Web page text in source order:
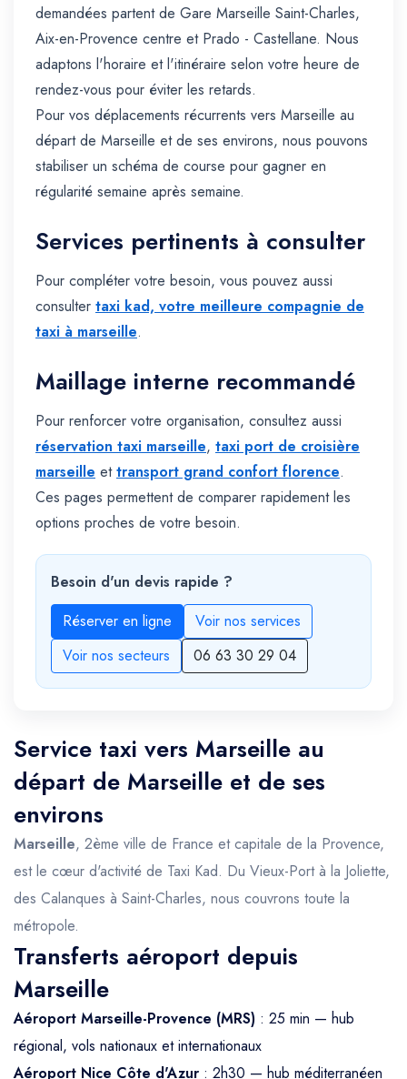
demandées partent de Gare Marseille Saint-Charles,
Aix-en-Provence centre et Prado - Castellane. Nous
adaptons l'horaire et l'itinéraire selon votre heure de
rendez-vous pour éviter les retards.
Pour vos déplacements récurrents vers Marseille au
départ de Marseille et de ses environs, nous pouvons
stabiliser un schéma de course pour gagner en
régularité semaine après semaine.
Services pertinents à consulter
Pour compléter votre besoin, vous pouvez aussi
consulter taxi kad, votre meilleure compagnie de
taxi à marseille.
Maillage interne recommandé
Pour renforcer votre organisation, consultez aussi
réservation taxi marseille, taxi port de croisière
marseille ettransport grand confort florence.
Ces pages permettent de comparer rapidement les
options proches de votre besoin.
Besoin d'un devis rapide ?
Réserver en ligne
Voir nos services
Voir nos secteurs
06 63 30 29 04
Service taxi vers Marseille au
départ de Marseille et de ses
environs
Marseille, 2ème ville de France et capitale de la Provence,
est le cœur d'activité de Taxi Kad. Du Vieux-Port à la Joliette,
des Calanques à Saint-Charles, nous couvrons toute la
métropole.
Transferts aéroport depuis
Marseille
Aéroport Marseille-Provence (MRS) : 25 min — hub
régional, vols nationaux et internationaux
Aéroport Nice Côte d'Azur : 2h30 — hub méditerranéen